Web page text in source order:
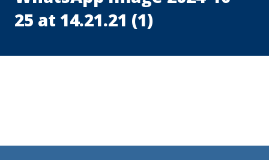
Áreas de Atuação
25 at 14.21.21 (1)